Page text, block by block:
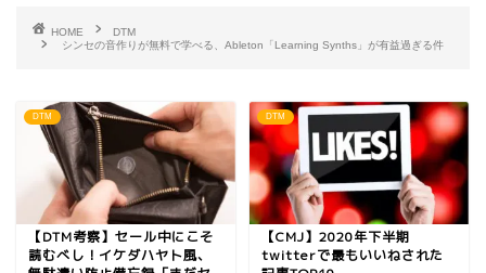
HOME
DTM
シンセの音作りが無料で学べる、Ableton「Learning Synths」が有益過ぎる件
DTM
【DTM考察】セール中にこそ
読むべし！イケダハヤト風、
DTM
【CMJ】2020年下半期
twitterで最もいいねされた